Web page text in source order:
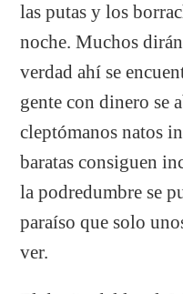
las putas y los
noche. Muchos
verdad ahí se
gente con dinero se
cleptómanos natos
baratas consiguen
la podredumbre se
paraíso que solo
ver.